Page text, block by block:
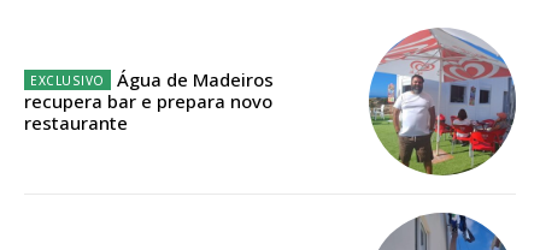
Planos de Assinatura
Água de Madeiros
recupera bar e prepara novo
restaurante